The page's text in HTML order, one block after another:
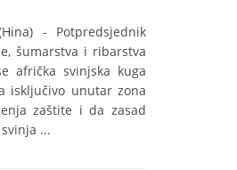
- Potpredsjednik
šumarstva i ribarstva
afrička svinjska kuga
isključivo unutar zona
zaštite i da zasad
...